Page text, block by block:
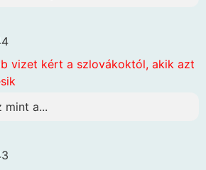
vizet kért a szlovákoktól, akik azt
mint a...